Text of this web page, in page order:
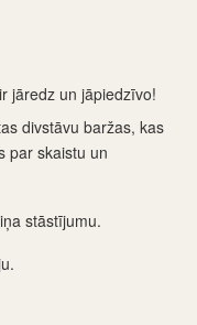
jāredz un jāpiedzīvo!
divstāvu baržas, kas
par skaistu un
stāstījumu.